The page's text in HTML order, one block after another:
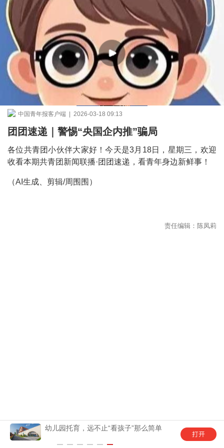
中国青年报客户端 | 2026-03-18 09:13
团团速递｜警惕“央国企内推”骗局
各位共青团小伙伴大家好！今天是3月18日，星期三，欢迎
收看本期共青团新闻联播·团团速递，看青年身边新鲜事！
（AI生成、剪辑/周围围）
幼儿园托育，远不止“看孩子”那么简单
更多
请